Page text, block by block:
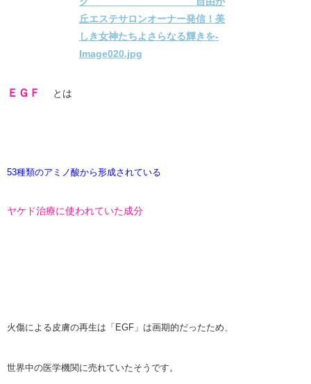
ＥＧＦ とは
53種類のアミノ酸から形成されている
ヤケド治療に使われていた成分
火傷による皮膚の再生は「EGF」は画期的だったため、
世界中の医学機関に売れていたそうです。